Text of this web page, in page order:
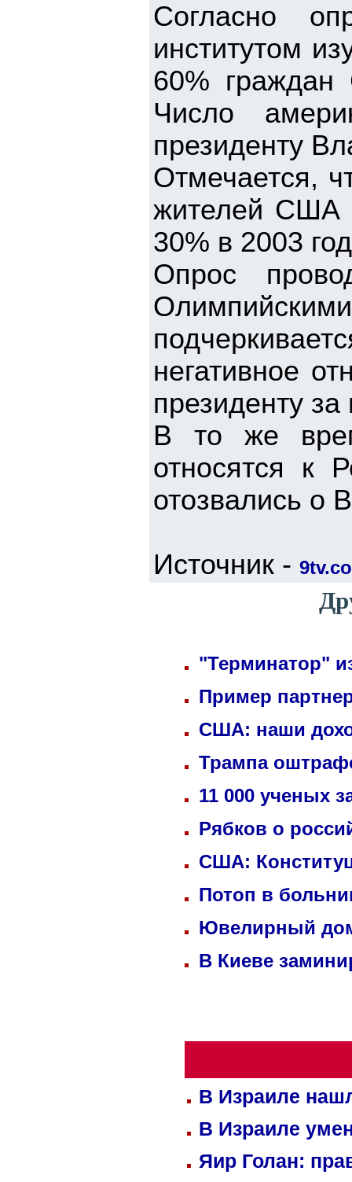
Согласно
институтом
60% граждан
Число
президенту
Отмечается,
жителей США
30% в 2003
Опрос
негативное
президенту
В то же
относятся к
отозвались о
Источник -
"Терминатор"
Пример
США: наши
Трампа
11 000 ученых
Рябков о
США:
Потоп в
Ювелирный
В Киеве
В Израиле
В Израиле
Яир Голан: